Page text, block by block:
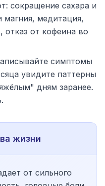
сокращение сахара и
медитация,
отказ от кофеина во
симптомы
увидите паттерны
дням заранее.
жизни
от сильного